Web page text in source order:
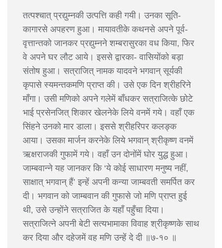
तत्पश्चात् प्रद्युम्नकी उत्पत्ति कही गयी। उनका सूति-
कागारसे अपहरण हुआ। मायावतीके कथनसे अपने पूर्व-
वृत्तान्तको जानकर प्रद्युम्नने शम्बरासुरका वध किया, फिर
वे अपने घर लौट आये। इससे द्वारका- वासियोंको बड़ा
संतोष हुआ। सत्राजित् नामक यादवने भगवान् सूर्यकी
कृपासे स्यमन्तकमणि प्राप्त की। उसे एक दिन श्रीहरिने
माँगा। उसी मणिको अपने गलेमें बाँधकर सत्राजित्के छोटे
भाई प्रसेनजित् शिकार खेलनेके लिये वनमें गये। वहाँ एक
सिंहने उनको मार डाला। इससे श्रीहरिपर कलङ्क
आया। उसका मार्जन करनेके लिये भगवान् श्रीकृष्ण वनमें
ऋक्षराजकी गुफामें गये। वहाँ उन दोनोंमें घोर युद्ध हुआ।
जाम्बवान्ने यह जानकर कि ‘ये कोई साधारण मनुष्य नहीं,
साक्षात् भगवान् हैं’ इन्हें अपनी कन्या जाम्बवती समर्पित कर
दी। भगवान को जाम्बवान की गुफासे जो मणि प्राप्त हुई
थी, उसे उन्होंने सत्राजित के यहाँ पहुँचा दिया।
सत्राजित्ने अपनी बेटी सत्यभामाका विवाह श्रीकृष्णके साथ
कर दिया और दहेजमें वह मणि उन्हें दे दी ॥७-१० ॥